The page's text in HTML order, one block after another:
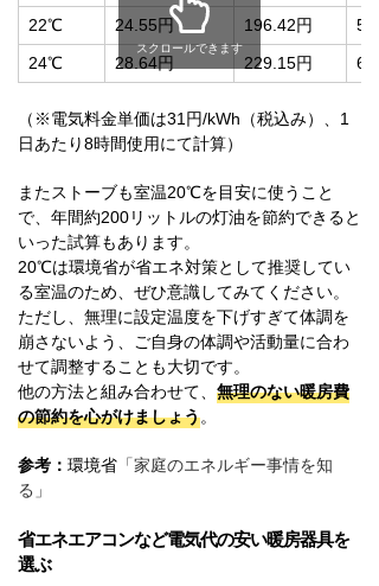
22℃
24.55円 196.42円
24℃
28.64円 229.15円
スクロールできます
（※電気料金単価は31円/kWh（税込み）、1
日あたり8時間使用にて計算）
またストーブも室温20℃を目安に使うこと
で、年間約200リットルの灯油を節約できると
いった試算もあります。
20℃は環境省が省エネ対策として推奨してい
る室温のため、ぜひ意識してみてください。
ただし、無理に設定温度を下げすぎて体調を
崩さないよう、ご自身の体調や活動量に合わ
せて調整することも大切です。
他の方法と組み合わせて、 無理のない暖房費
の節約を心がけましょう。
参考： 環境省 「家庭のエネルギー事情を知
る」
省エネエアコンなど電気代の安い暖房器具を
選ぶ